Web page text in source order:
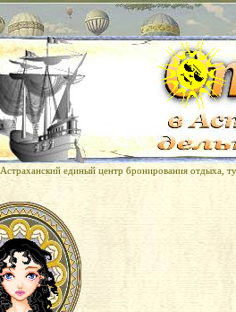
Астраханский единый центр бронирования отдыха,